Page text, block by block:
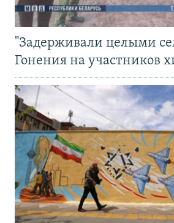
"Задерживали целыми
Гонения на участников